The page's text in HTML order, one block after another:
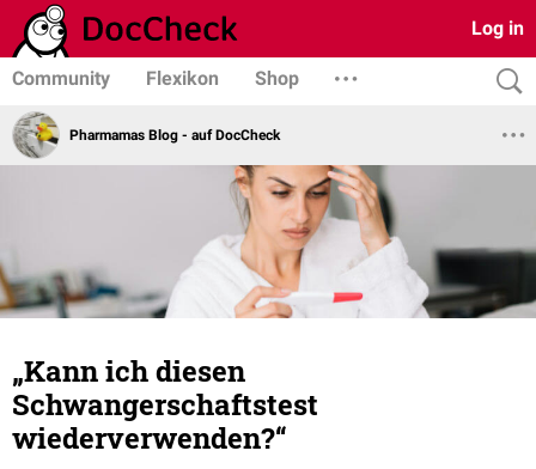
Log in
Community Flexikon Shop
Pharmamas Blog - auf DocCheck
„Kann ich diesen
Schwangerschaftstest
wiederverwenden?“